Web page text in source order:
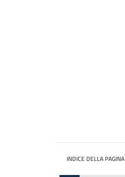
INDICE DELLA PAGINA